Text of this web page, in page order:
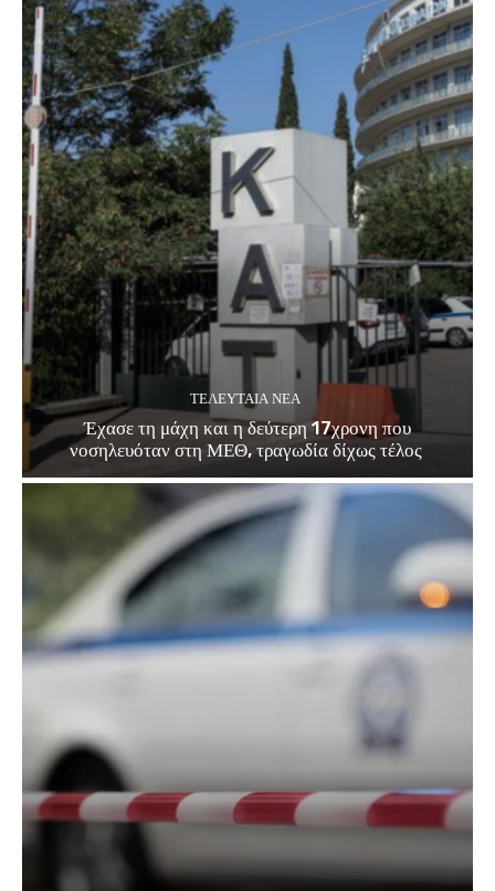
ΤΕΛΕΥΤΑΊΑ ΝΈΑ
Έχασε τη μάχη και η δεύτερη 17χρονη που
νοσηλευόταν στη ΜΕΘ, τραγωδία δίχως τέλος